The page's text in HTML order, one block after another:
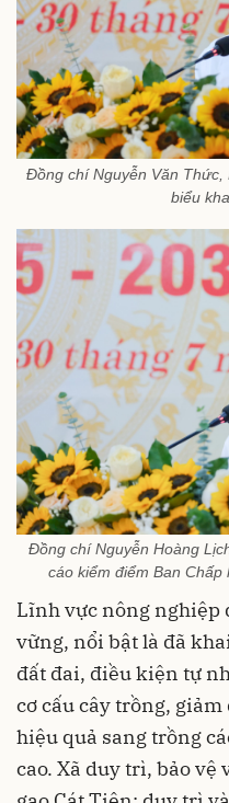
Đồng chí Nguyễn Văn
biểu
Đồng chí Nguyễn Hoàng
cáo kiểm điểm Ban
Lĩnh vực nông nghiệp
vững, nổi bật là đã
đất đai, điều kiện tự
cơ cấu cây trồng,
hiệu quả sang trồng
cao. Xã duy trì, bảo